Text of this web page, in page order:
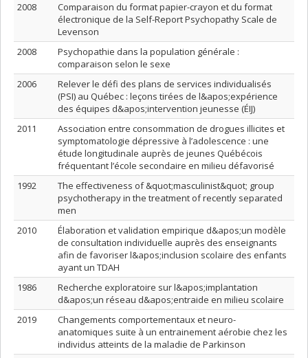
2008
Comparaison du format papier-crayon et du format
électronique de la Self-Report Psychopathy Scale de
Levenson
2008
Psychopathie dans la population générale :
comparaison selon le sexe
2006
Relever le défi des plans de services individualisés
(PSI) au Québec : leçons tirées de l&apos;expérience
des équipes d&apos;intervention jeunesse (ÉIJ)
2011
Association entre consommation de drogues illicites et
symptomatologie dépressive à l’adolescence : une
étude longitudinale auprès de jeunes Québécois
fréquentant l’école secondaire en milieu défavorisé
1992
The effectiveness of &quot;masculinist&quot; group
psychotherapy in the treatment of recently separated
men
2010
Élaboration et validation empirique d&apos;un modèle
de consultation individuelle auprès des enseignants
afin de favoriser l&apos;inclusion scolaire des enfants
ayant un TDAH
1986
Recherche exploratoire sur l&apos;implantation
d&apos;un réseau d&apos;entraide en milieu scolaire
2019
Changements comportementaux et neuro-
anatomiques suite à un entrainement aérobie chez les
individus atteints de la maladie de Parkinson